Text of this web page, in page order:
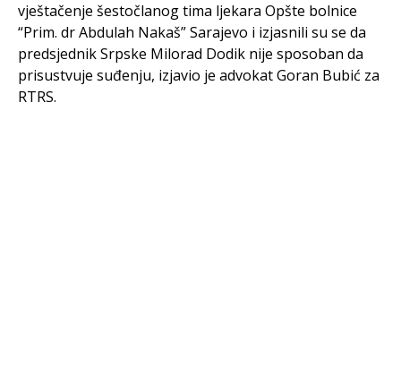
vještačenje šestočlanog tima ljekara Opšte bolnice
“Prim. dr Abdulah Nakaš” Sarajevo i izjasnili su se da
predsjednik Srpske Milorad Dodik nije sposoban da
prisustvuje suđenju, izjavio je advokat Goran Bubić za
RTRS.